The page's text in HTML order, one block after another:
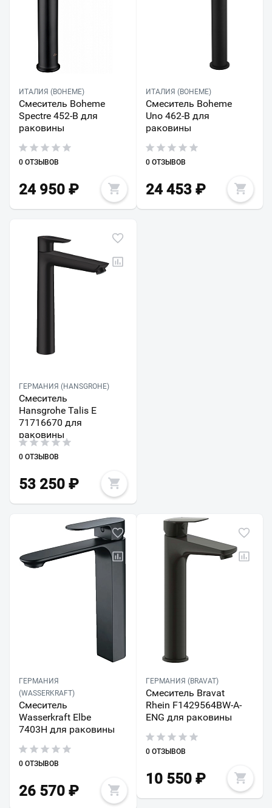
ИТАЛИЯ (BOHEME)
Смеситель Boheme
Spectre 452-B для
раковины
0 ОТЗЫВОВ
24 950 ₽
ИТАЛИЯ (BOHEME)
Смеситель Boheme
Uno 462-B для
раковины
0 ОТЗЫВОВ
24 453₽
ГЕРМАНИЯ (HANSGROHE)
Смеситель
Hansgrohe Talis E
71716670 для
раковины
0 ОТЗЫВОВ
53 250 ₽
ГЕРМАНИЯ
(WASSERKRAFT)
Смеситель
Wasserkraft Elbe
7403H для раковины
0 ОТЗЫВОВ
26 570 ₽
ГЕРМАНИЯ (BRAVAT)
Смеситель Bravat
Rhein F1429564BW-A-
ENG для раковины
0 ОТЗЫВОВ
10 550₽